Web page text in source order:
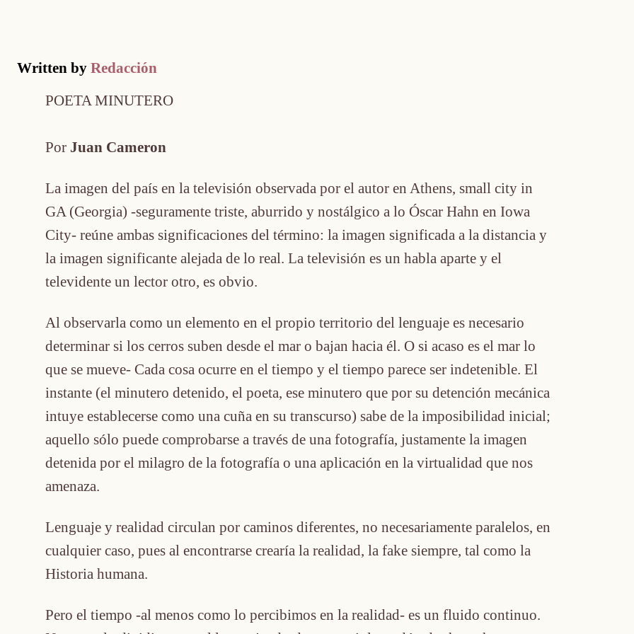
Written by Redacción
POETA MINUTERO
Por Juan Cameron
La imagen del país en la televisión observada por el autor en Athens, small city in
GA (Georgia) -seguramente triste, aburrido y nostálgico a lo Óscar Hahn en Iowa
City- reúne ambas significaciones del término: la imagen significada a la distancia y
la imagen significante alejada de lo real. La televisión es un habla aparte y el
televidente un lector otro, es obvio.
Al observarla como un elemento en el propio territorio del lenguaje es necesario
determinar si los cerros suben desde el mar o bajan hacia él. O si acaso es el mar lo
que se mueve- Cada cosa ocurre en el tiempo y el tiempo parece ser indetenible. El
instante (el minutero detenido, el poeta, ese minutero que por su detención mecánica
intuye establecerse como una cuña en su transcurso) sabe de la imposibilidad inicial;
aquello sólo puede comprobarse a través de una fotografía, justamente la imagen
detenida por el milagro de la fotografía o una aplicación en la virtualidad que nos
amenaza.
Lenguaje y realidad circulan por caminos diferentes, no necesariamente paralelos, en
cualquier caso, pues al encontrarse crearía la realidad, la fake siempre, tal como la
Historia humana.
Pero el tiempo -al menos como lo percibimos en la realidad- es un fluido continuo.